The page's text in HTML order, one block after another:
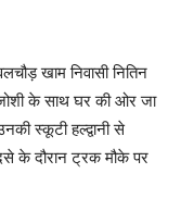
खाम निवासी नितिन
के साथ घर की ओर जा
स्कूटी हल्द्वानी से
के दौरान ट्रक मौके पर